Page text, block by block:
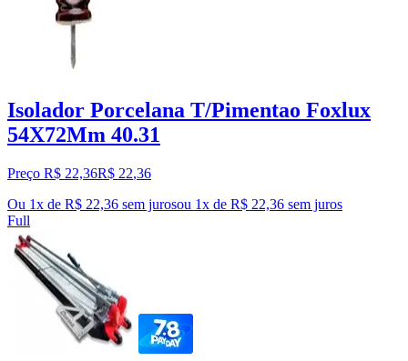
Isolador Porcelana T/Pimentao Foxlux
54X72Mm 40.31
Preço R$ 22,36R$ 22,36
Ou 1x de R$ 22,36 sem jurosou 1x de R$ 22,36 sem juros
Full